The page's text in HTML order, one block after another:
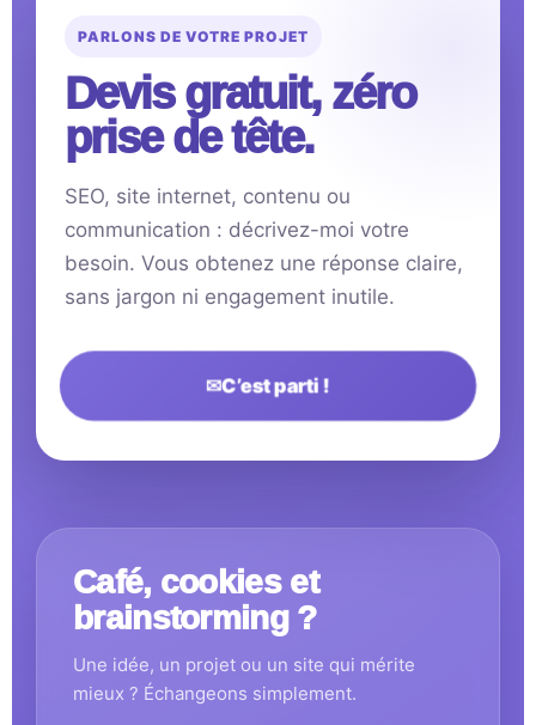
PARLONS DE VOTRE PROJET
Devis gratuit, zéro
prise de tête.
SEO, site internet, contenu ou
communication : décrivez-moi votre
besoin. Vous obtenez une réponse claire,
sans jargon ni engagement inutile.
✉C’est parti !
Café, cookies et
brainstorming ?
Une idée, un projet ou un site qui mérite
mieux ? Échangeons simplement.